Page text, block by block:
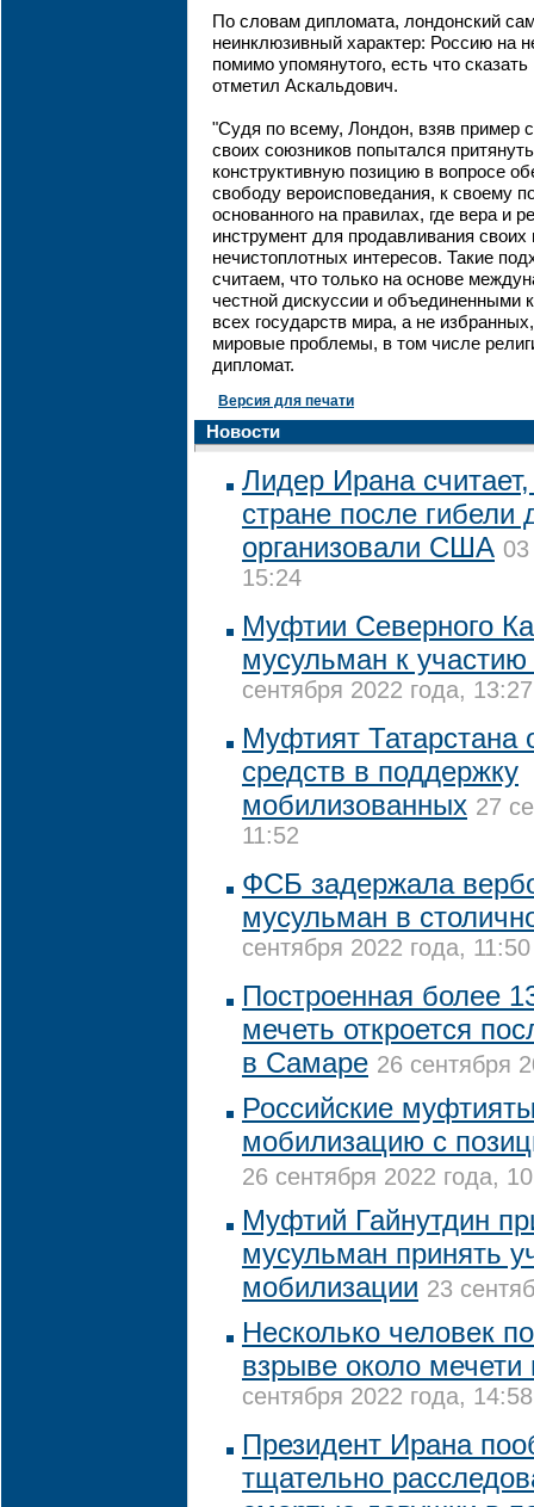
По словам дипломата, лондонский
неинклюзивный характер: Россию на
помимо упомянутого, есть что
отметил Аскальдович.
"Судя по всему, Лондон, взяв пример
своих союзников попытался
конструктивную позицию в вопросе
свободу вероисповедания, к своему
основанного на правилах, где вера и
инструмент для продавливания своих
нечистоплотных интересов. Такие
считаем, что только на основе
честной дискуссии и объединенными
всех государств мира, а не
мировые проблемы, в том числе
дипломат.
Версия для печати
Новости
Лидер Ирана
стране после гибели
организовали США
15:24
Муфтии Северного
мусульман к
сентября 2022 года, 13:27
Муфтият Татарстана
средств в поддержку
мобилизованных 27
11:52
ФСБ задержала
мусульман в
сентября 2022 года, 11:50
Построенная более
мечеть откроется
в Самаре 26 сентября
Российские
мобилизацию с
26 сентября 2022 года,
Муфтий Гайнутдин
мусульман принять
мобилизации 23
Несколько человек
взрыве около мечети
сентября 2022 года, 14:58
Президент Ирана
тщательно